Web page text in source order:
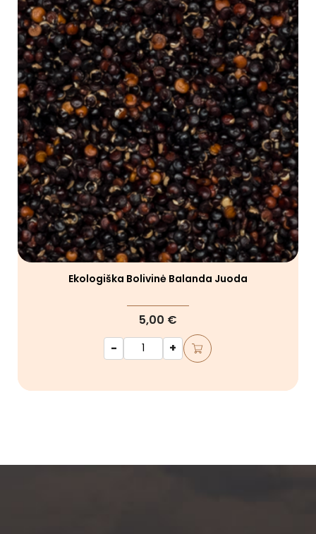
Ekologiška Bolivinė Balanda Juoda
5,00 €
-
+